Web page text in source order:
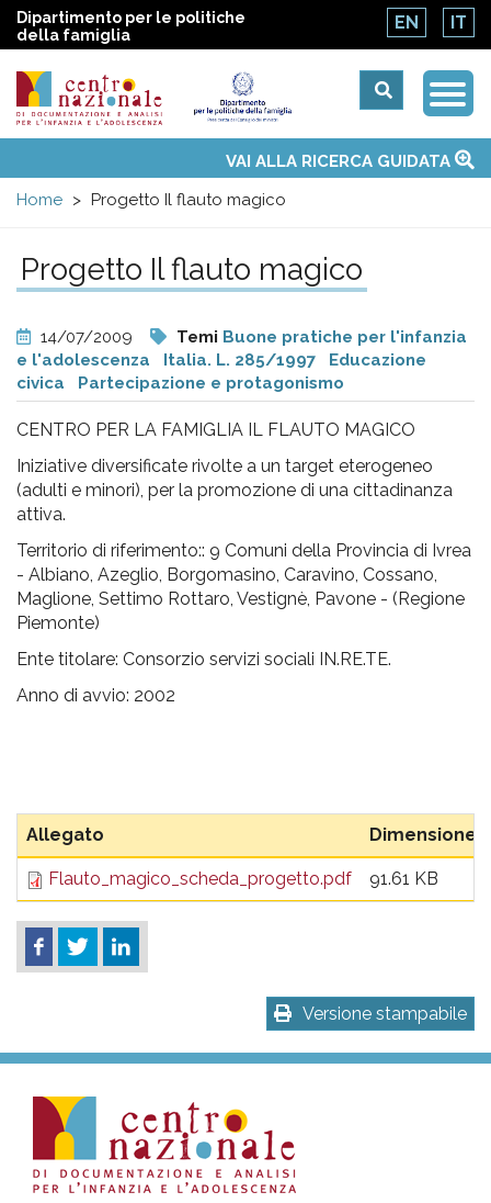
Dipartimento per le politiche
della famiglia
EN IT
Centro
nazionale
di
Documentazione
e
analisi
pr
l'infanzia
e
l'adolescenza
menu
Temi
Attività
Convenzione ONUVAI ALLA RICERCA GUIDATA
Home
Progetto Il flauto magico
Progetto Il flauto magico
14/07/2009 Temi Buone pratiche per l'infanzia
e l'adolescenza
Italia. L. 285/1997
Educazione
civica
Partecipazione e protagonismo
CENTRO PER LA FAMIGLIA IL FLAUTO MAGICO
Iniziative diversificate rivolte a un target eterogeneo
(adulti e minori), per la promozione di una cittadinanza
attiva.
Territorio di riferimento:: 9 Comuni della Provincia di Ivrea
- Albiano, Azeglio, Borgomasino, Caravino, Cossano,
Maglione, Settimo Rottaro, Vestignè, Pavone - (Regione
Piemonte)
Ente titolare: Consorzio servizi sociali IN.RE.TE.
Anno di avvio: 2002
Allegato Dimensione
Flauto_magico_scheda_progetto.pdf 91.61 KB
Versione stampabile